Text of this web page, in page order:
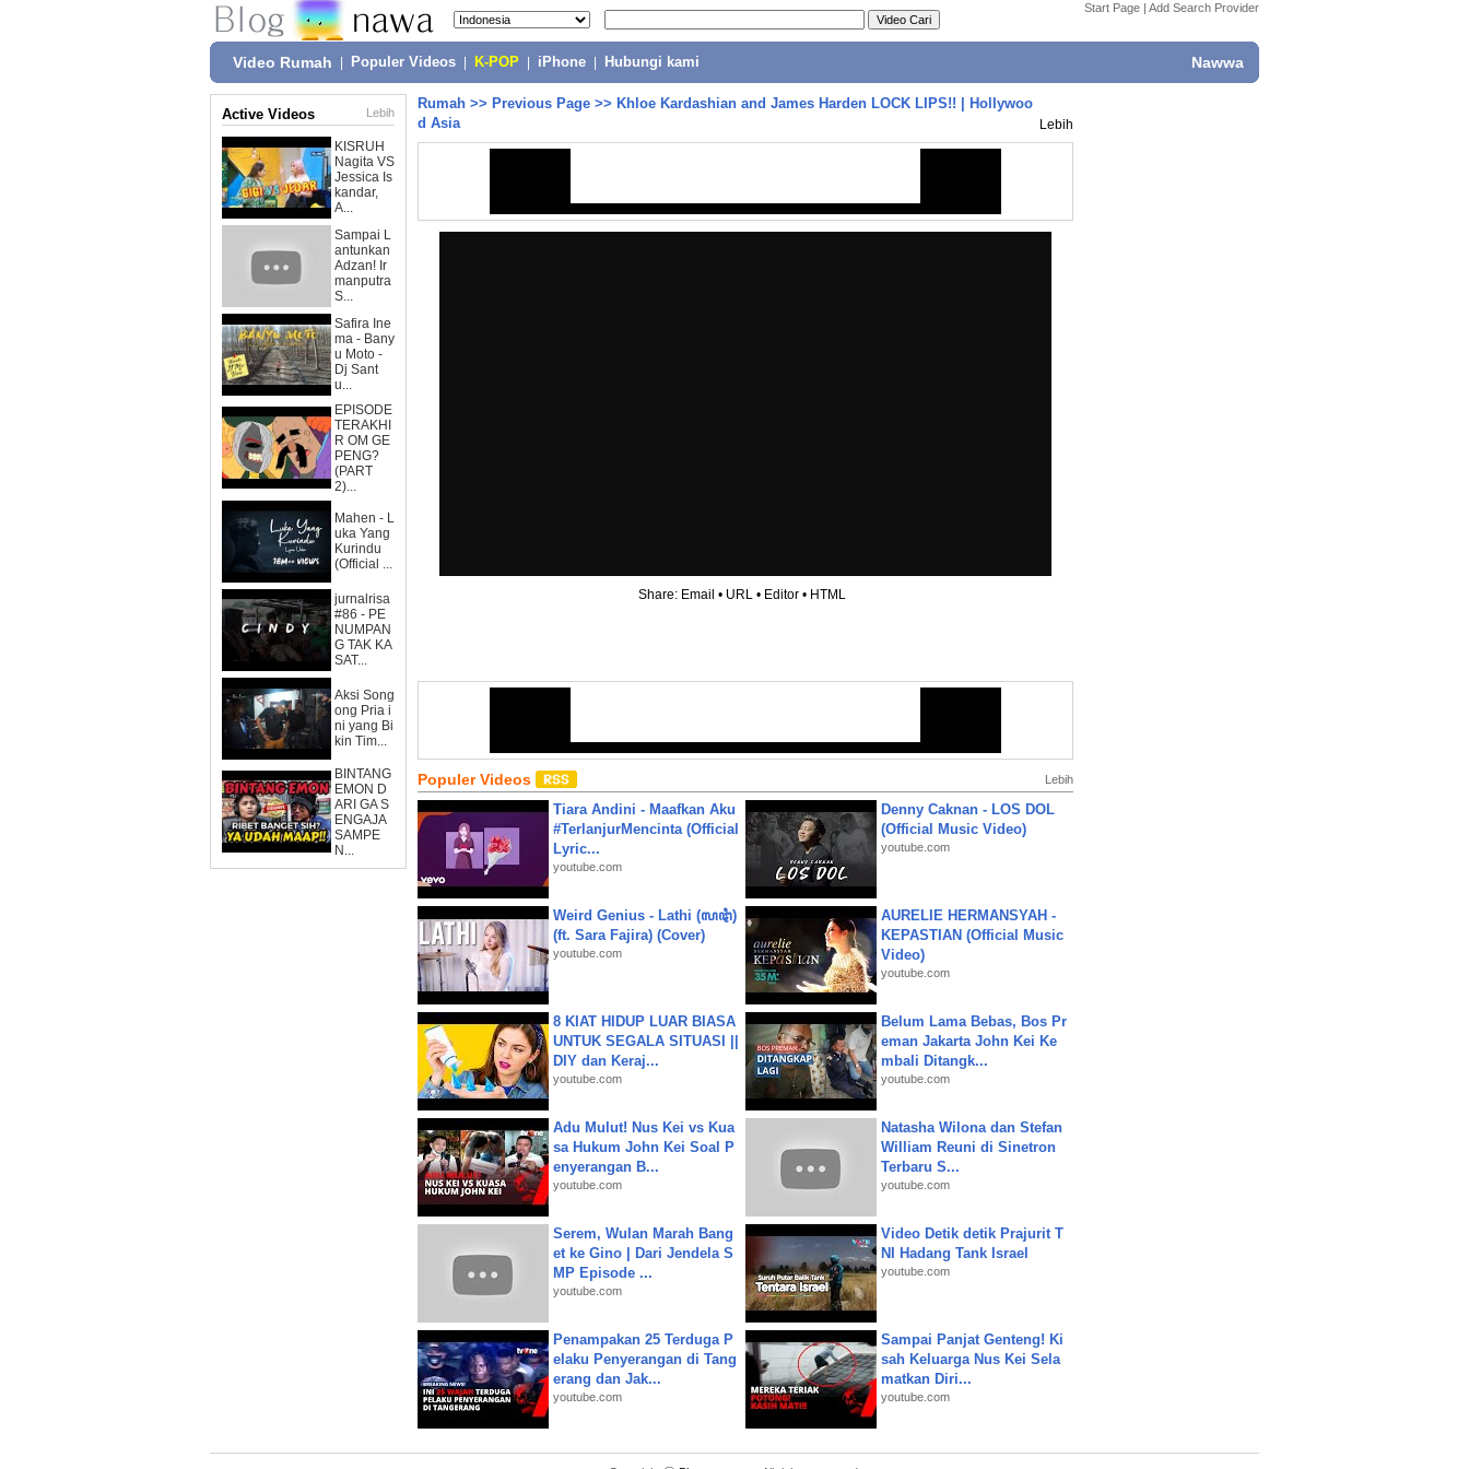
Start Page | Add Search Provider
Video Rumah Populer Videos K-POP iPhone Hubungi kami Nawwa
Active Videos Lebih
KISRUH
Nagita VS
Jessica Is
kandar,
A...
Sampai L
antunkan
Adzan! Ir
manputra
S...
Safira Ine
ma - Bany
u Moto -
Dj Sant
u...
EPISODE
TERAKHI
R OM GE
PENG?
(PART
2)...
Mahen - L
uka Yang
Kurindu
(Official ...
jurnalrisa
#86 - PE
NUMPAN
G TAK KA
SAT...
Aksi Song
ong Pria i
ni yang Bi
kin Tim...
BINTANG
EMON D
ARI GA S
ENGAJA
SAMPE
N...
Rumah >> Previous Page >> Khloe Kardashian and James Harden LOCK LIPS!! | Hollywoo
d Asia
Lebih
Share: Email • URL • Editor • HTML
Populer Videos Lebih
Tiara Andini - Maafkan Aku
#TerlanjurMencinta (Official
Lyric...
youtube.com
Denny Caknan - LOS DOL
(Official Music Video)
youtube.com
Weird Genius - Lathi (ꦭꦛꦶ)
(ft. Sara Fajira) (Cover)
youtube.com
AURELIE HERMANSYAH -
KEPASTIAN (Official Music
Video)
youtube.com
8 KIAT HIDUP LUAR BIASA
UNTUK SEGALA SITUASI ||
DIY dan Keraj...
youtube.com
Belum Lama Bebas, Bos Pr
eman Jakarta John Kei Ke
mbali Ditangk...
youtube.com
Adu Mulut! Nus Kei vs Kua
sa Hukum John Kei Soal P
enyerangan B...
youtube.com
Natasha Wilona dan Stefan
William Reuni di Sinetron
Terbaru S...
youtube.com
Serem, Wulan Marah Bang
et ke Gino | Dari Jendela S
MP Episode ...
youtube.com
Video Detik detik Prajurit T
NI Hadang Tank Israel
youtube.com
Penampakan 25 Terduga P
elaku Penyerangan di Tang
erang dan Jak...
youtube.com
Sampai Panjat Genteng! Ki
sah Keluarga Nus Kei Sela
matkan Diri...
youtube.com